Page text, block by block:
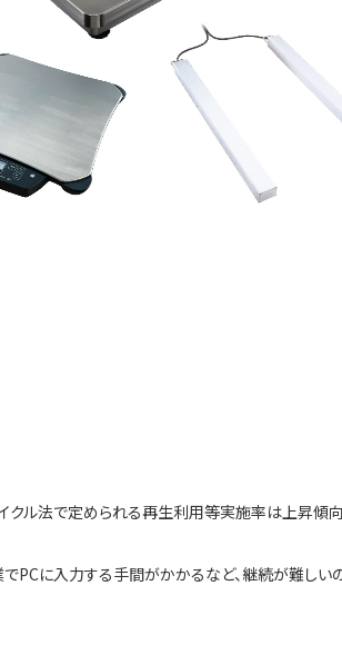
クル法で定められる再生利用等実施率は上昇傾
PCに入力する手間がかかるなど、継続が難しい